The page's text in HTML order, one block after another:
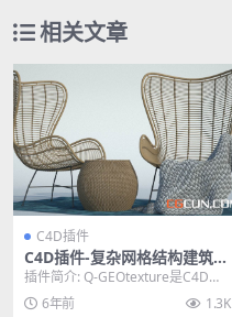
相关文章
C4D插件
C4D插件-复杂网格结构建筑形
体建模插件 QGeoTexture v1.
5 Win破解版
插件简介: Q-GEOtexture是C4D的
一个变形器插件，可以模拟制作复
杂的...6年前 1.3K